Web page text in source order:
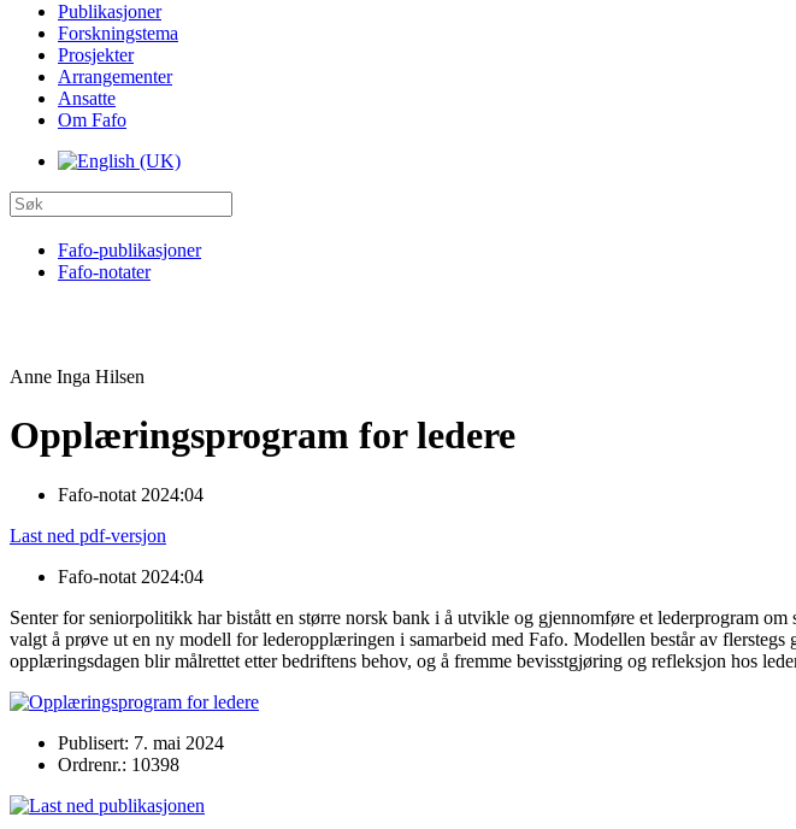
Publikasjoner
Forskningstema
Prosjekter
Arrangementer
Ansatte
Om Fafo
Fafo-publikasjoner
Fafo-notater
Anne Inga Hilsen
Opplæringsprogram for ledere
Fafo-notat 2024:04
Last ned pdf-versjon
Fafo-notat 2024:04
Senter for seniorpolitikk har bistått en større norsk bank i å utvikle og gjennomføre et lederprogram
valgt å prøve ut en ny modell for lederopplæringen i samarbeid med Fafo. Modellen består av
opplæringsdagen blir målrettet etter bedriftens behov, og å fremme bevisstgjøring og refleksjon hos
Publisert: 7. mai 2024
Ordrenr.: 10398